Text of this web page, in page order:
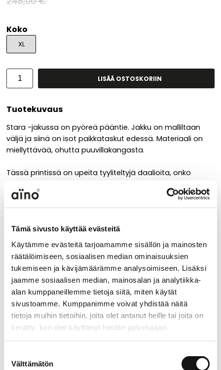
Tämä sivusto käyttää evästeitä
Käytämme evästeitä tarjoamamme sisällön ja mainosten
räätälöimiseen, sosiaalisen median ominaisuuksien
tukemiseen ja kävijämäärämme analysoimiseen. Lisäksi
jaamme sosiaalisen median, mainosalan ja analytiikka-
alan kumppaneillemme tietoja siitä, miten käytät
sivustoamme. Kumppanimme voivat yhdistää näitä
tietoja muihin tietoihin, joita olet antanut heille tai joita on
kerätty, kun olet käyttänyt heidän palvelujaan.
valinta
Välttämätön
Koko
XL
LISÄÄ OSTOSKORIIN
Tuotekuvaus
Stara -jakussa on pyöreä pääntie. Jakku on malliltaan
väljä ja siinä on isot paikkataskut edessä. Materiaali on
miellyttävää, ohutta puuvillakangasta.
Tässä printissä on upeita tyyliteltyjä daalioita, onko
Materiaali
Hoito-ohje
Käytä varovaista pesuohjelmaa, lämpötila max. 30
astetta. Pestävä nurin käännettynä. Rumpukuivaus
kielletty. Silitys alhaisessa lämpötilassa, enintään 110